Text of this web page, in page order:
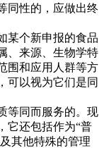
同性的，应做出终
个新申报的食品
、来源、生物学特
围和应用人群等方
可以视为它们是同
同而服务的。现
它还包括作为“普
其他特殊的管理